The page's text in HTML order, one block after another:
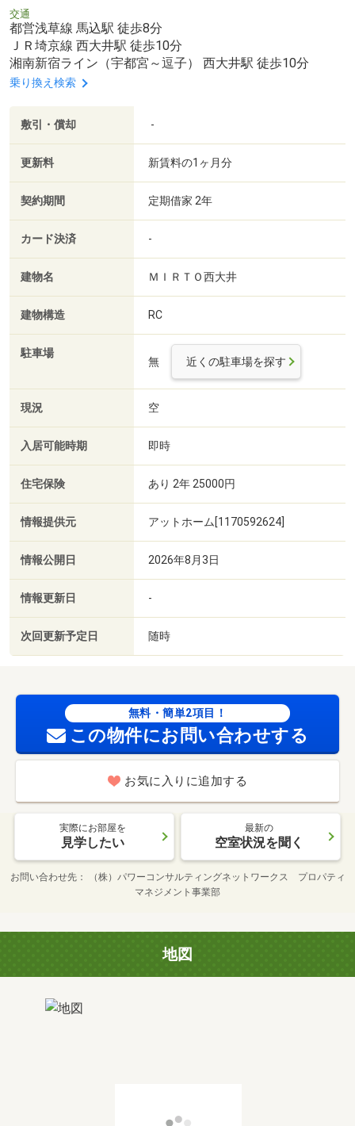
交通
都営浅草線 馬込駅 徒歩8分
ＪＲ埼京線 西大井駅 徒歩10分
湘南新宿ライン（宇都宮～逗子） 西大井駅 徒歩10分
乗り換え検索
敷引・償却 -
更新料 新賃料の1ヶ月分
契約期間 定期借家 2年
カード決済 -
建物名 ＭＩＲＴＯ西大井
建物構造 RC
駐車場
無 近くの駐車場を探す
現況 空
入居可能時期 即時
住宅保険 あり 2年 25000円
情報提供元 アットホーム[1170592624]
情報公開日 2026年8月3日
情報更新日 -
次回更新予定日 随時
無料・簡単2項目！
この物件にお問い合わせする
お気に入りに追加する
実際にお部屋を
見学したい
最新の
空室状況を聞く
お問い合わせ先
（株）パワーコンサルティングネットワークス プロパティ
マネジメント事業部
地図